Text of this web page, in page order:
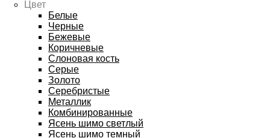
Цвет
Белые
Черные
Бежевые
Коричневые
Слоновая кость
Серые
Золото
Серебристые
Металлик
Комбинированные
Ясень шимо светлый
Ясень шимо темный